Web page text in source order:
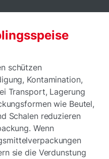
schützen
Kontamination,
Transport, Lagerung
wie Beutel,
Schalen reduzieren
Wenn
sie die Verdunstung